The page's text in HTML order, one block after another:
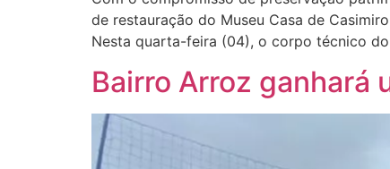
de restauração do Museu Casa de
Nesta quarta-feira (04), o corpo técnico
Bairro Arroz ganhará